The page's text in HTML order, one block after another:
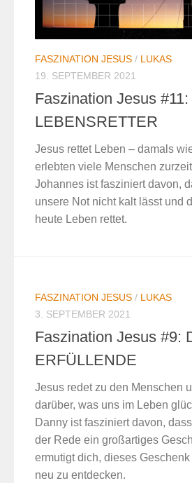
FASZINATION JESUS / LUKAS
19. SEPTEMBER 2021
Faszination Jesus
LEBENSRETTER
Jesus rettet Leben – damals
erlebten viele Menschen
Johannes ist fasziniert davon,
unsere Not nicht kalt lässt und
heute Leben rettet.
FASZINATION JESUS / LUKAS
3. SEPTEMBER 2021
Faszination Jesus #9:
ERFÜLLENDE
Jesus redet zu den Menschen
darüber, was uns im Leben
Danny ist fasziniert davon,
der Rede ein großartiges
ermutigt dich, dieses
neu zu entdecken.